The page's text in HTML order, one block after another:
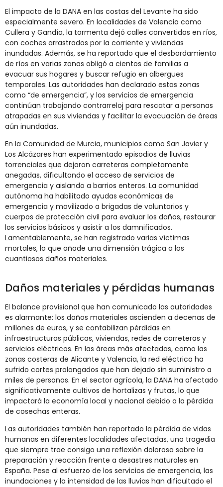
El impacto de la DANA en las costas del Levante ha sido
especialmente severo. En localidades de Valencia como
Cullera y Gandía, la tormenta dejó calles convertidas en ríos,
con coches arrastrados por la corriente y viviendas
inundadas. Además, se ha reportado que el desbordamiento
de ríos en varias zonas obligó a cientos de familias a
evacuar sus hogares y buscar refugio en albergues
temporales. Las autoridades han declarado estas zonas
como “de emergencia”, y los servicios de emergencia
continúan trabajando contrarreloj para rescatar a personas
atrapadas en sus viviendas y facilitar la evacuación de áreas
aún inundadas.
En la Comunidad de Murcia, municipios como San Javier y
Los Alcázares han experimentado episodios de lluvias
torrenciales que dejaron carreteras completamente
anegadas, dificultando el acceso de servicios de
emergencia y aislando a barrios enteros. La comunidad
autónoma ha habilitado ayudas económicas de
emergencia y movilizado a brigadas de voluntarios y
cuerpos de protección civil para evaluar los daños, restaurar
los servicios básicos y asistir a los damnificados.
Lamentablemente, se han registrado varias víctimas
mortales, lo que añade una dimensión trágica a los
cuantiosos daños materiales.
Daños materiales y pérdidas humanas
El balance provisional que han comunicado las autoridades
es alarmante: los daños materiales ascienden a decenas de
millones de euros, y se contabilizan pérdidas en
infraestructuras públicas, viviendas, redes de carreteras y
servicios eléctricos. En las áreas más afectadas, como las
zonas costeras de Alicante y Valencia, la red eléctrica ha
sufrido cortes prolongados que han dejado sin suministro a
miles de personas. En el sector agrícola, la DANA ha afectado
significativamente cultivos de hortalizas y frutas, lo que
impactará la economía local y nacional debido a la pérdida
de cosechas enteras.
Las autoridades también han reportado la pérdida de vidas
humanas en diferentes localidades afectadas, una tragedia
que siempre trae consigo una reflexión dolorosa sobre la
preparación y reacción frente a desastres naturales en
España. Pese al esfuerzo de los servicios de emergencia, las
inundaciones y la intensidad de las lluvias han dificultado el